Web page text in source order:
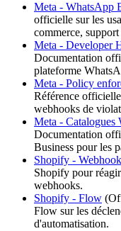
Meta - WhatsApp
officielle sur les
commerce, support
Meta - Developer
Documentation
plateforme
Meta - Policy
Référence
webhooks de
Meta - Catalogues
Documentation
Business pour les
Shopify -
Shopify pour
webhooks.
Shopify - Flow (
Flow sur les
d'automatisation.